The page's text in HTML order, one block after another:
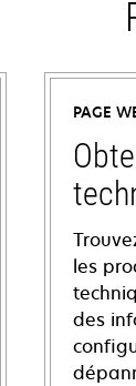
PAGE
les
des